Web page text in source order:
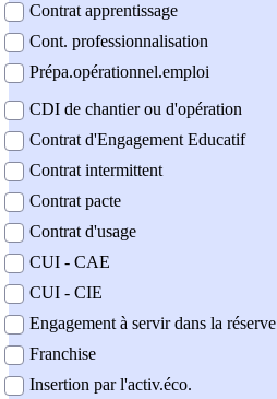
Contrat apprentissage
Cont. professionnalisation
Prépa.opérationnel.emploi
CDI de chantier ou d'opération
Contrat d'Engagement Educatif
Contrat intermittent
Contrat pacte
Contrat d'usage
CUI - CAE
CUI - CIE
Engagement à servir dans la réserve
Franchise
Insertion par l'activ.éco.